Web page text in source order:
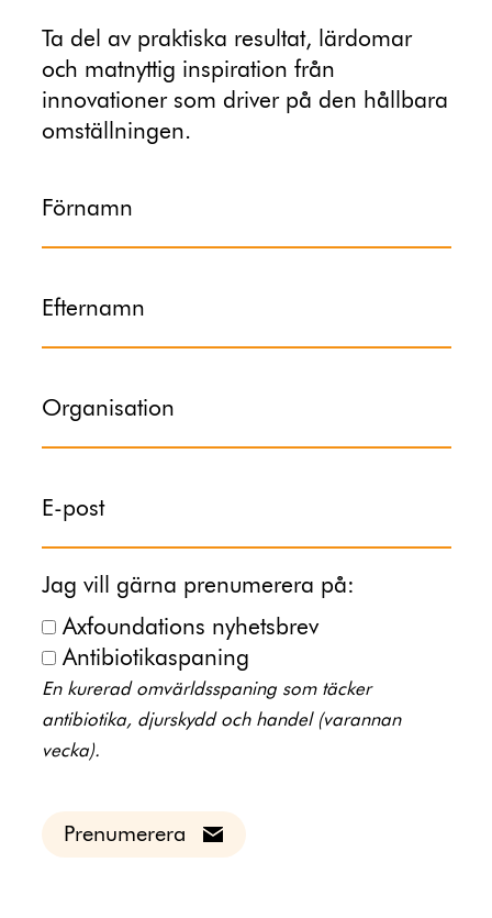
Ta del av praktiska resultat, lärdomar
och matnyttig inspiration från
innovationer som driver på den hållbara
omställningen.
Förnamn
Efternamn
Organisation
E-post
Jag vill gärna prenumerera på:
Axfoundations nyhetsbrev
Antibiotikaspaning
En kurerad omvärldsspaning som täcker
antibiotika, djurskydd och handel (varannan
vecka).
Prenumerera